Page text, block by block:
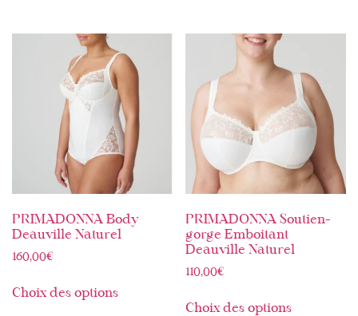
PRIMADONNA Body
Deauville Naturel
160,00€
Choix des options
PRIMADONNA Soutien-
gorge Emboitant
Deauville Naturel
110,00€
Choix des options